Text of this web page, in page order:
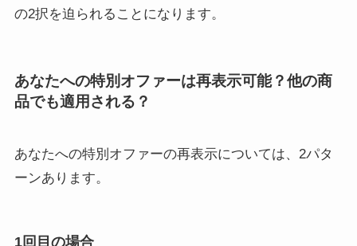
の2択を迫られることになります。
あなたへの特別オファーは再表示可能？他の商
品でも適用される？
あなたへの特別オファーの再表示については、2パタ
ーンあります。
1回目の場合